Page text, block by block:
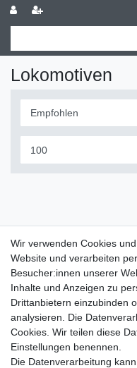
Lokomotiven
Widerrufs­recht
Wir verwenden Cookies
Website und verarbeiten
Besucher:innen unserer
Inhalte und Anzeigen zu
Drittanbietern einzubinden
analysieren. Die
Cookies. Wir teilen diese
Einstellungen benennen.
Die Datenverarbeitung